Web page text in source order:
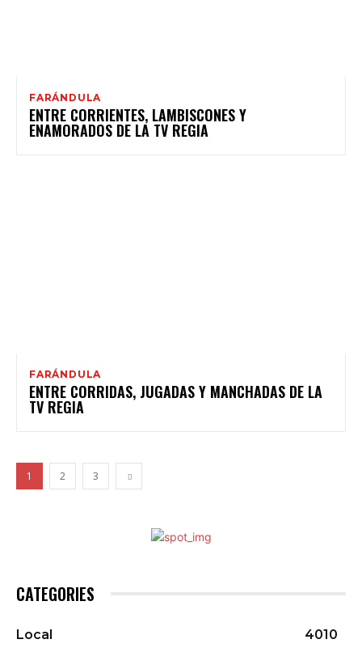
FARÁNDULA
ENTRE CORRIENTES, LAMBISCONES Y
ENAMORADOS DE LA TV REGIA
FARÁNDULA
ENTRE CORRIDAS, JUGADAS Y MANCHADAS DE LA
TV REGIA
1 2 3
CATEGORIES
Local
4010